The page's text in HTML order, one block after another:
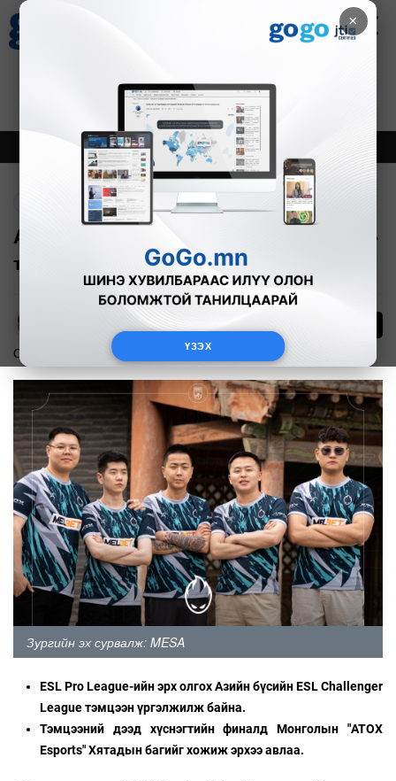
×
ҮЗЭХ
Зурхай
8.07
Онцлох Шинэ
ATOX Esports анх удаа ESL Pro League-
т оролцохоор боллоо
А.Эрхэмбаяр
Спорт 2024-06-06
Зургийн эх сурвалж: MESA
ESL Pro League-ийн эрх олгох Азийн бүсийн ESL Challenger
League тэмцээн үргэлжилж байна.
Тэмцээний дээд хүснэгтийн финалд Монголын "ATOX
Esports" Хятадын багийг хожиж эрхээ авлаа.